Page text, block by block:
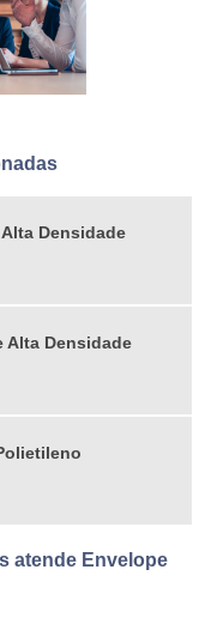
Densidade
Alta Densidade
atende Envelope